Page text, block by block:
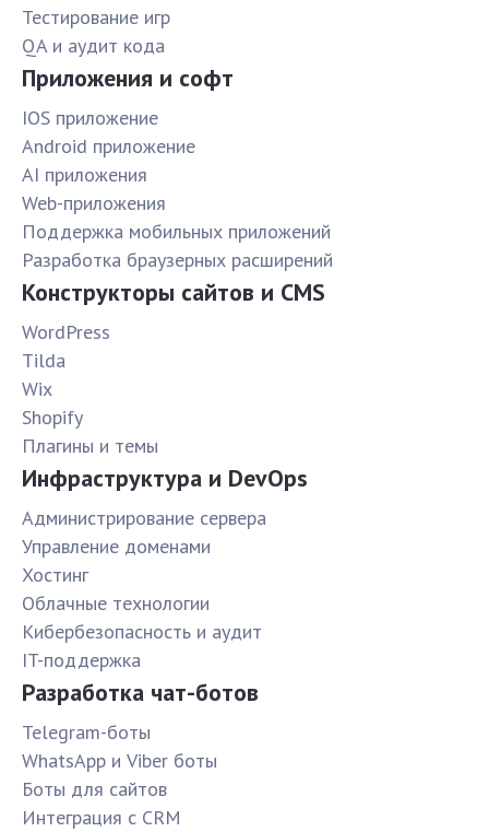
Тестирование игр
QA и аудит кода
Приложения и софт
IOS приложение
Android приложение
AI приложения
Web-приложения
Поддержка мобильных приложений
Разработка браузерных расширений
Конструкторы сайтов и CMS
WordPress
Tilda
Wix
Shopify
Плагины и темы
Инфраструктура и DevOps
Администрирование сервера
Управление доменами
Хостинг
Облачные технологии
Кибербезопасность и аудит
IT-поддержка
Разработка чат-ботов
Telegram-боты
WhatsApp и Viber боты
Боты для сайтов
Интеграция с CRM